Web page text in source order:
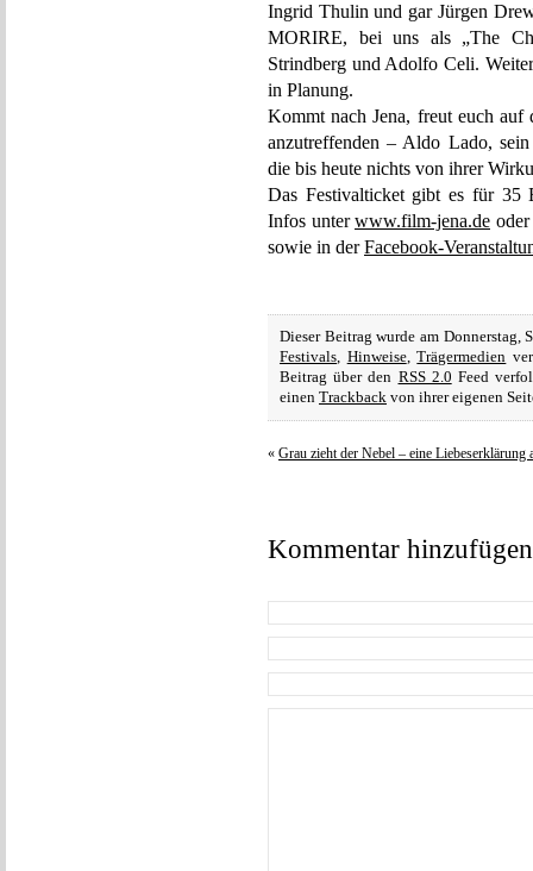
Ingrid Thulin und gar Jürgen
MORIRE, bei uns als „The
Strindberg und Adolfo Celi.
in Planung.
Kommt nach Jena, freut euch auf
anzutreffenden – Aldo Lado,
die bis heute nichts von ihrer
Das Festivalticket gibt es für 35
Infos unterwww.film-jena.de
sowie in derFacebook-
Dieser Beitrag wurde am Donnerstag,
Festivals, Hinweise,Trägermedien
Beitrag über den RSS 2.0 Feed
einen Trackback von ihrer eigenen
« Grau zieht der Nebel – eine
Kommentar hinzufügen